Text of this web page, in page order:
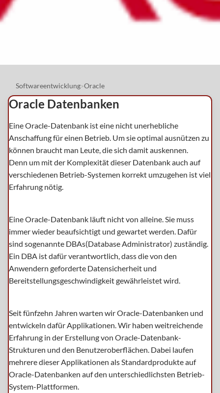
Softwareentwicklung>Oracle
Oracle Datenbanken
Eine Oracle-Datenbank ist eine nicht unerhebliche
Anschaffung für einen Betrieb. Um sie optimal ausnützen zu
können braucht man Leute, die sich damit auskennen.
Denn um mit der Komplexität dieser Datenbank auch auf
verschiedenen Betrieb-Systemen korrekt umzugehen ist viel
Erfahrung nötig.
Eine Oracle-Datenbank läuft nicht von alleine. Sie muss
immer wieder beaufsichtigt und gewartet werden. Dafür
sind sogenannte DBAs(Database Administrator) zuständig.
Ein DBA ist dafür verantwortlich, dass die von den
Anwendern geforderte Datensicherheit und
Bereitstellungsgeschwindigkeit gewährleistet wird.
Seit fünfzehn Jahren warten wir Oracle-Datenbanken und
entwickeln dafür Applikationen. Wir haben weitreichende
Erfahrung in der Erstellung von Oracle-Datenbank-
Strukturen und den Benutzeroberflächen. Dabei laufen
mehrere dieser Applikationen als Standardprodukte auf
Oracle-Datenbanken auf den unterschiedlichsten Betrieb-
System-Plattformen.